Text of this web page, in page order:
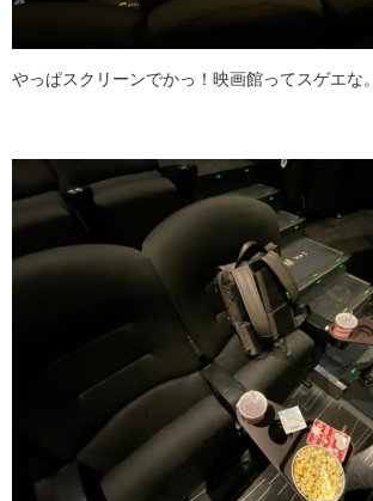
やっぱスクリーンでかっ！映画館ってスゲエな。